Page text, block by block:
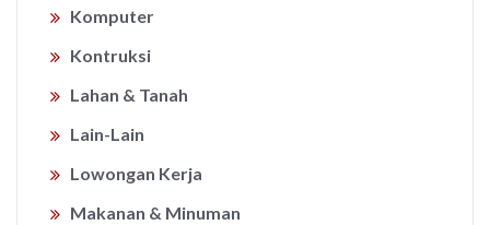
Komputer
Kontruksi
Lahan & Tanah
Lain-Lain
Lowongan Kerja
Makanan & Minuman